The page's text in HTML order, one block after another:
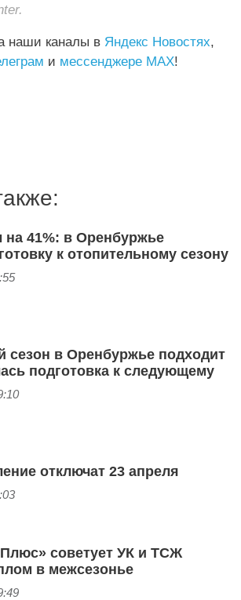
наши каналы в Яндекс Новостях,
и мессенджере MAX!
на 41%: в Оренбуржье
к отопительному сезону
сезон в Оренбуржье подходит
подготовка к следующему
отключат 23 апреля
советует УК и ТСЖ
в межсезонье